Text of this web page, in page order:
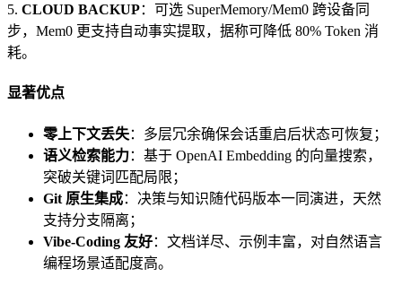
5. CLOUD BACKUP：可选 SuperMemory/Mem0 跨设备同
步，Mem0 更支持自动事实提取，据称可降低 80% Token 消
耗。
显著优点
零上下文丢失：多层冗余确保会话重启后状态可恢复；
语义检索能力：基于 OpenAI Embedding 的向量搜索，
突破关键词匹配局限；
Git 原生集成：决策与知识随代码版本一同演进，天然
支持分支隔离；
Vibe-Coding 友好：文档详尽、示例丰富，对自然语言
编程场景适配度高。